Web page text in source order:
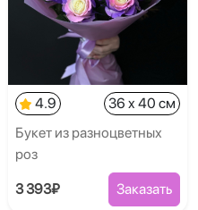
4.9
36 x 40 см
Букет из разноцветных
роз
3 393₽ Заказать